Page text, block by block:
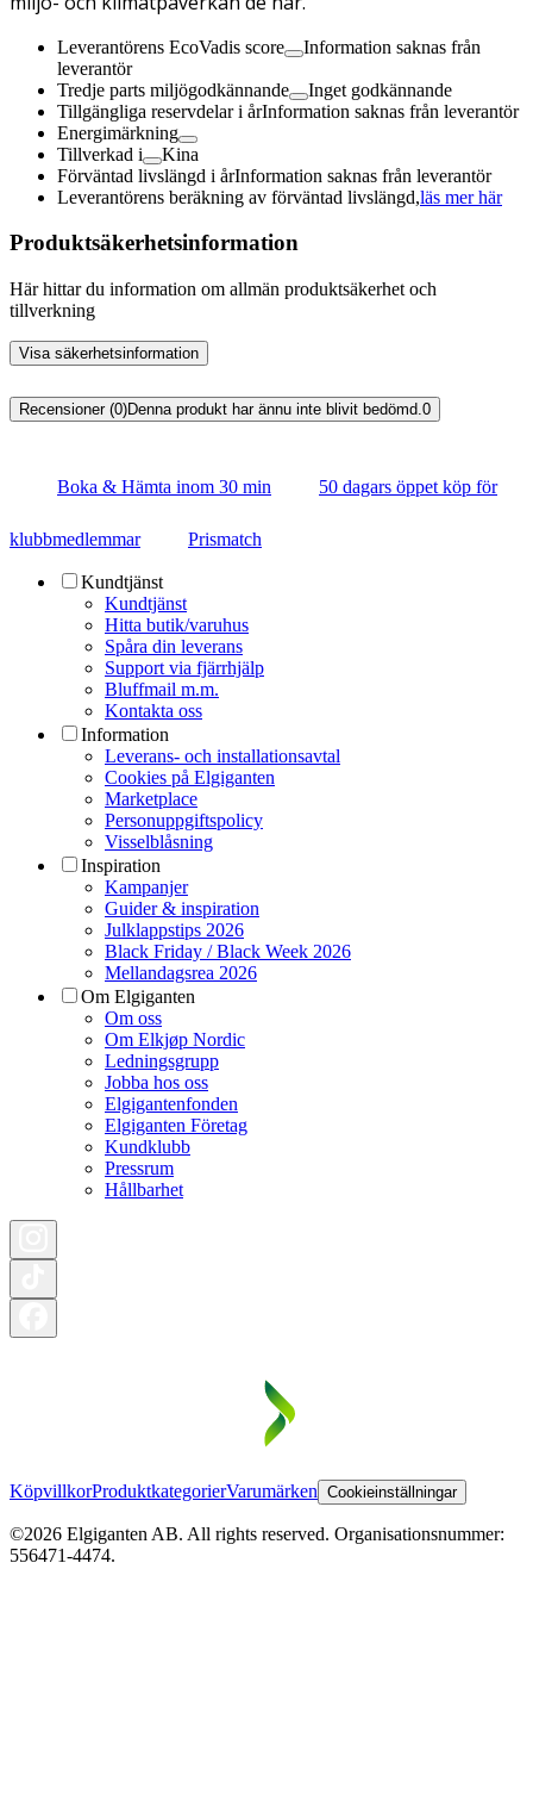
Leverantörens EcoVadis score
Information saknas från
leverantör
Tredje parts miljögodkännande
Inget godkännande
Tillgängliga reservdelar i årInformation saknas från leverantör
Energimärkning
Tillverkad i
Kina
Förväntad livslängd i årInformation saknas från leverantör
Leverantörens beräkning av förväntad livslängd,läs mer här
Produktsäkerhetsinformation
Här hittar du information om allmän produktsäkerhet och
tillverkning
Visa säkerhetsinformation
Recensioner (0)Denna produkt har ännu inte blivit bedömd.0
Boka & Hämta inom 30 min 50 dagars öppet köp för
klubbmedlemmar Prismatch
Kundtjänst
Kundtjänst
Hitta butik/varuhus
Spåra din leverans
Support via fjärrhjälp
Bluffmail m.m.
Kontakta oss
Information
Leverans- och installationsavtal
Cookies på Elgiganten
Marketplace
Personuppgiftspolicy
Visselblåsning
Inspiration
Kampanjer
Guider & inspiration
Julklappstips 2026
Black Friday / Black Week 2026
Mellandagsrea 2026
Om Elgiganten
Om oss
Om Elkjøp Nordic
Ledningsgrupp
Jobba hos oss
Elgigantenfonden
Elgiganten Företag
Kundklubb
Pressrum
Hållbarhet
KöpvillkorProduktkategorierVarumärken Cookieinställningar
©2026 Elgiganten AB. All rights reserved. Organisationsnummer:
556471-4474.